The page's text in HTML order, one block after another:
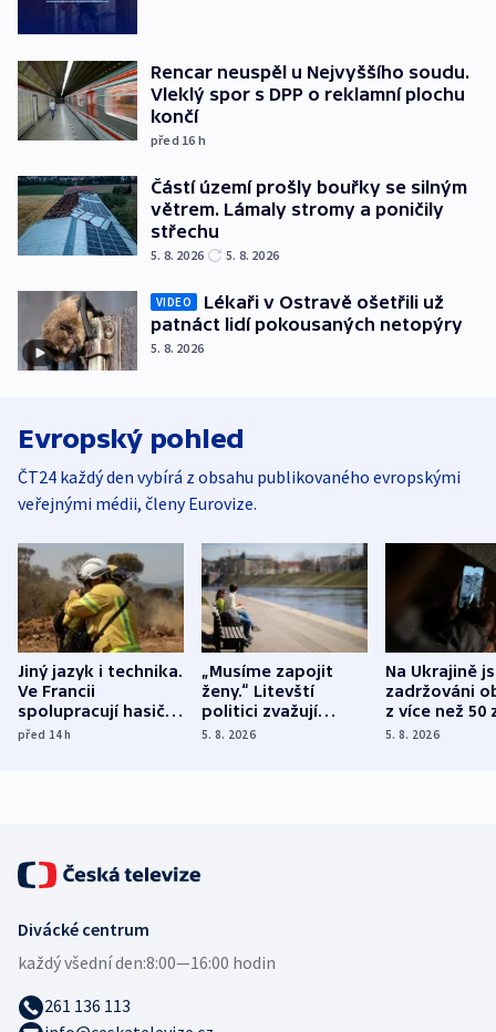
Rencar neuspěl u Nejvyššího soudu.
Vleklý spor s DPP o reklamní plochu
končí
před 16 h
Částí území prošly bouřky se silným
větrem. Lámaly stromy a poničily
střechu
5. 8. 2026 5. 8. 2026
VIDEO
Lékaři v Ostravě ošetřili už
patnáct lidí pokousaných netopýry
5. 8. 2026
Evropský pohled
ČT24 každý den vybírá z obsahu publikovaného evropskými
veřejnými médii, členy Eurovize.
Jiný jazyk i technika.
Ve Francii
spolupracují hasiči z
různých zemí
před 14h
„Musíme zapojit
ženy.“ Litevští
politici zvažují
dohodu o
5. 8. 2026
Na Ukrajině
zadržováni
z více než 50
Bojovali na
5. 8. 2026
Divácké centrum
každý všední den:8:00—16:00 hodin
261 136 113